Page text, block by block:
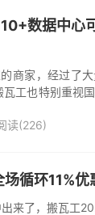
数据中心
商家，经过了
工也特别重视
读(226)
循环11%优
来了，搬瓦工